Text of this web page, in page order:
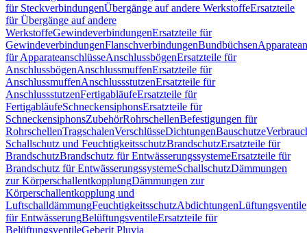
für SteckverbindungenÜbergänge auf andere WerkstoffeErsatzteile
für Übergänge auf andere
WerkstoffeGewindeverbindungenErsatzteile für
GewindeverbindungenFlanschverbindungenBundbüchsen
für ApparateanschlüsseAnschlussbögenErsatzteile für
AnschlussbögenAnschlussmuffenErsatzteile für
AnschlussmuffenAnschlussstutzenErsatzteile für
AnschlussstutzenFertigabläufeErsatzteile für
FertigabläufeSchneckensiphonsErsatzteile für
SchneckensiphonsZubehörRohrschellenBefestigungen für
RohrschellenTragschalenVerschlüsseDichtungenBauschutze
Schallschutz und FeuchtigkeitsschutzBrandschutzErsatzteile für
BrandschutzBrandschutz für EntwässerungssystemeErsatzteile für
Brandschutz für EntwässerungssystemeSchallschutzDämmungen
zur KörperschallentkopplungDämmungen zur
Körperschallentkopplung und
LuftschalldämmungFeuchtigkeitsschutzAbdichtungenLüftungsventile
für EntwässerungBelüftungsventileErsatzteile für
BelüftungsventileGeberit Pluvia